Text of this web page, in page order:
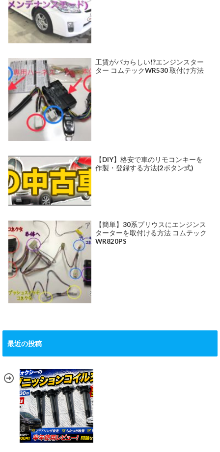
工賃がバカらしい!?エンジンスター
ター コムテックWR530 取付け方法
【DIY】格安で車のリモコンキーを
作製・登録する方法(2ボタン式)
【簡単】30系プリウスにエンジンス
ターターを取付ける方法 コムテック
WR820PS
最近の投稿